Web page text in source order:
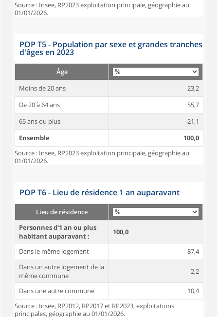
Source : Insee, RP2023 exploitation principale, géographie au
01/01/2026.
POP T5 - Population par sexe et grandes tranches
d'âges en 2023
Âge
Moins de 20 ans
23,2
De 20 à 64 ans
55,7
65 ans ou plus
21,1
Ensemble
100,0
Source : Insee, RP2023 exploitation principale, géographie au
01/01/2026.
POP T6 - Lieu de résidence 1 an auparavant
Lieu de résidence
Personnes d'1 an ou plus
habitant auparavant :
100,0
Dans le même logement
87,4
Dans un autre logement de la
même commune
2,2
Dans une autre commune
10,4
Source : Insee, RP2012, RP2017 et RP2023, exploitations
principales, géographie au 01/01/2026.